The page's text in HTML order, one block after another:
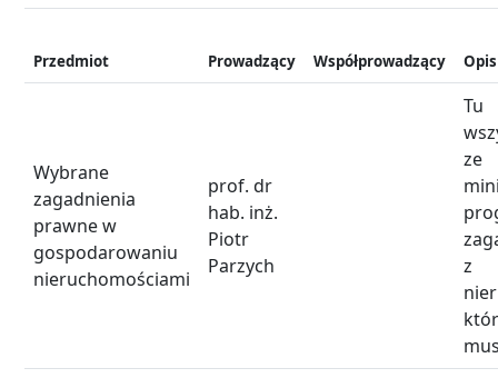
Przedmiot Prowadzący Współprowadzący Opis
Wybrane
zagadnienia
prawne w
gospodarowaniu
nieruchomościami
prof. dr
hab. inż.
Piotr
Parzych
ze
z